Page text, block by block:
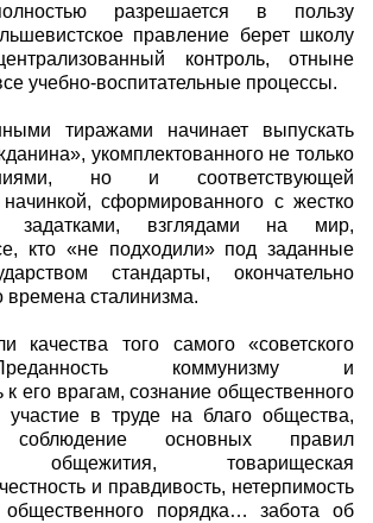
разрешается в пользу
правление берет школу
контроль, отныне
учебно-воспитательные процессы.
тиражами начинает выпускать
укомплектованного не только
но и соответствующей
начинкой, сформированного с жестко
задатками, взглядами на мир,
кто «не подходили» под заданные
стандарты, окончательно
времена сталинизма.
качества того самого «советского
коммунизму и
его врагам, сознание общественного
участие в труде на благо общества,
соблюдение основных правил
общежития, товарищеская
и правдивость, нетерпимость
порядка… забота об